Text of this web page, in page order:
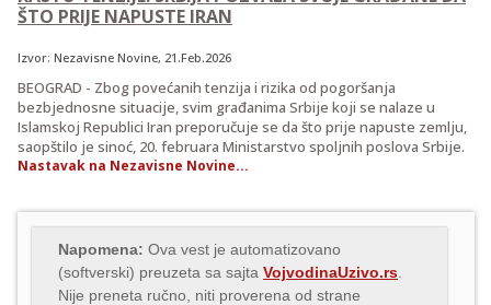
ŠTO PRIJE NAPUSTE IRAN
Izvor: Nezavisne Novine, 21.Feb.2026
BEOGRAD - Zbog povećanih tenzija i rizika od pogoršanja
bezbjednosne situacije, svim građanima Srbije koji se nalaze u
Islamskoj Republici Iran preporučuje se da što prije napuste zemlju,
saopštilo je sinoć, 20. februara Ministarstvo spoljnih poslova Srbije.
Nastavak na Nezavisne Novine...
Napomena: Ova vest je automatizovano
(softverski) preuzeta sa sajta VojvodinaUzivo.rs
Nije preneta ručno, niti proverena od strane